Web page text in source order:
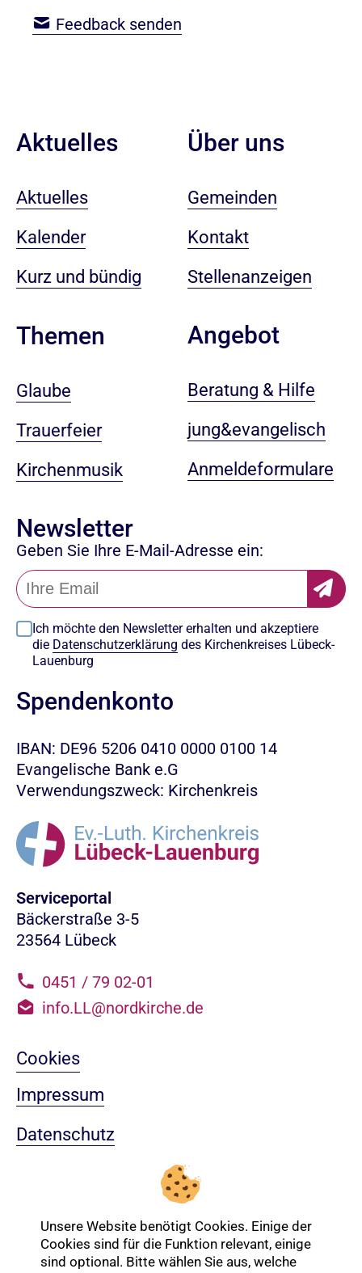
Feedback senden
Aktuelles
Aktuelles
Kalender
Kurz und bündig
Themen
Glaube
Trauerfeier
Kirchenmusik
Über uns
Gemeinden
Kontakt
Stellenanzeigen
Angebot
Beratung & Hilfe
jung&evangelisch
Anmeldeformulare
Newsletter
Geben Sie Ihre E-Mail-Adresse ein:
Ich möchte den Newsletter erhalten und akzeptiere
die Datenschutzerklärung des Kirchenkreises Lübeck-
Lauenburg
Spendenkonto
IBAN: DE96 5206 0410 0000 0100 14
Evangelische Bank e.G
Verwendungszweck: Kirchenkreis
Serviceportal
Bäckerstraße 3-5
23564 Lübeck
0451 / 79 02-01
info.LL@nordkirche.de
Cookies
Impressum
Datenschutz
Nach oben
Unsere Website benötigt Cookies. Einige der
Cookies sind für die Funktion relevant, einige
sind optional. Bitte wählen Sie aus, welche